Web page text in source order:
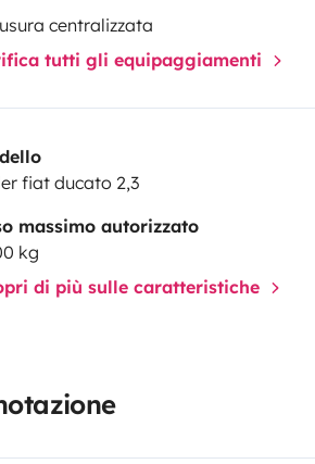
centralizzata
tutti gli equipaggiamenti
fiat ducato 2,3
massimo autorizzato
kg
di più sulle caratteristiche